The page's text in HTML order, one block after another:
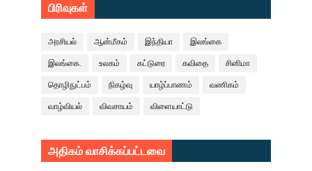
பிரிவுகள்
அரசியல் ஆன்மீகம் இந்தியா இலங்கை
இலங்கை. உலகம் கட்டுரை கவிதை சினிமா
தொழிநுட்பம் நிகழ்வு யாழ்ப்பாணம் வணிகம்
வாழ்வியல் விவசாயம் விளையாட்டு
அதிகம் வாசிக்கப்பட்டவை